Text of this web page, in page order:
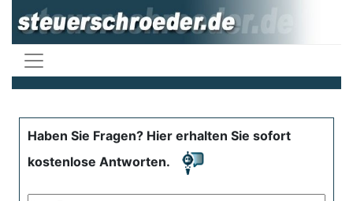
Haben Sie Fragen? Hier erhalten Sie sofort
kostenlose Antworten.